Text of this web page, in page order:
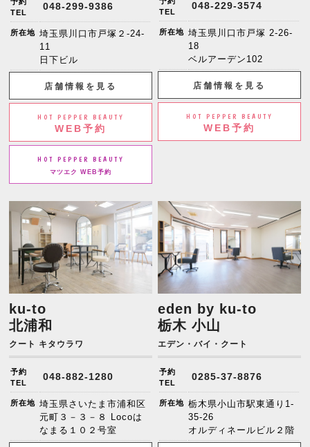
予約
TEL
048-299-9386
所在地 埼玉県川口市戸塚２-24-
11
日下ビル
店舗情報を見る
HOT PEPPER BEAUTY
WEB予約
HOT PEPPER BEAUTY
マツエク WEB予約
TEL
048-229-3574
所在地 埼玉県川口市戸塚 2-26-
18
ベルアーデン102
店舗情報を見る
HOT PEPPER BEAUTY
WEB予約
ku-to
北浦和
クート キタウラワ
予約
TEL
048-882-1280
所在地 埼玉県さいたま市浦和区
元町３－３－８ Locoは
なまる１０２号室
eden by ku-to
栃木 小山
エデン・バイ・クート
予約
TEL
0285-37-8876
所在地 栃木県小山市駅東通り1-
35-26
オルディネールビル２階